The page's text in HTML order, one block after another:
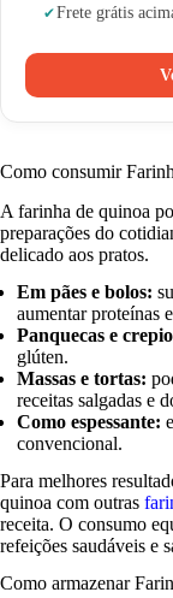
Frete grátis
Como consumir
A farinha de quinoa
preparações do
delicado aos pratos.
Em pães e bolos:
aumentar proteínas
Panquecas e
glúten.
Massas e tortas:
receitas salgadas e
Como espessante:
convencional.
Para melhores
quinoa com outras
receita. O consumo
refeições saudáveis e
Como armazenar